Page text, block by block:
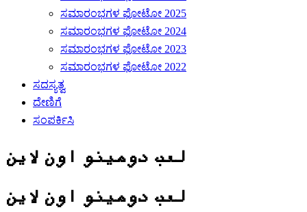
ಸಮಾರಂಭಗಳ ಫೋಟೋ 2025
ಸಮಾರಂಭಗಳ ಫೋಟೋ 2024
ಸಮಾರಂಭಗಳ ಫೋಟೋ 2023
ಸಮಾರಂಭಗಳ ಫೋಟೋ 2022
ಸದಸ್ಯತ್ವ
ದೇಣಿಗೆ
ಸಂಪರ್ಕಿಸಿ
لعب دومينو اون لاين
لعب دومينو اون لاين